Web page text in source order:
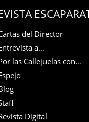
del Director
a…
las Callejuelas con…
Digital